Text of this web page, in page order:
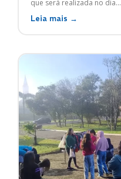
que será realizada no dia...
Leia mais →